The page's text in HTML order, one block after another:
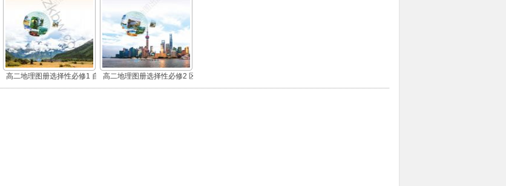
高二地理图册选择性必修1 自
然地理基础
高二地理图册选择性必修2 区
域发展